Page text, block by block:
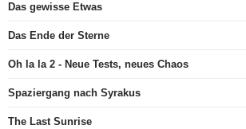
Das gewisse Etwas
Das Ende der Sterne
Oh la la 2 - Neue Tests, neues Chaos
Spaziergang nach Syrakus
The Last Sunrise